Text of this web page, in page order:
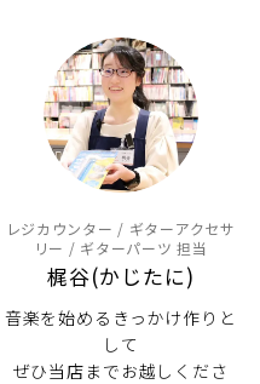
レジカウンター / ギターアクセサ
リー / ギターパーツ 担当
梶谷(かじたに)
音楽を始めるきっかけ作りと
して
ぜひ当店までお越しくださ